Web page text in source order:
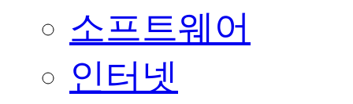
소프트웨어
인터넷